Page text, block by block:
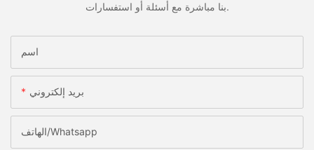
بنا مباشرة مع أسئلة أو استفسارات.
اسم
بريد إلكتروني
الهاتف/whatsapp